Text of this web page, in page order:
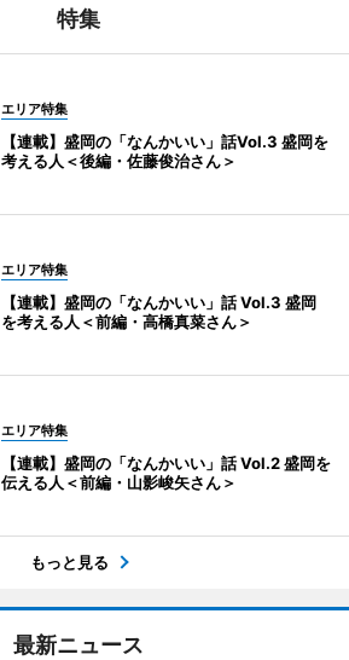
特集
エリア特集
【連載】盛岡の「なんかいい」話Vol.3 盛岡を
考える人＜後編・佐藤俊治さん＞
エリア特集
【連載】盛岡の「なんかいい」話 Vol.3 盛岡
を考える人＜前編・高橋真菜さん＞
エリア特集
【連載】盛岡の「なんかいい」話 Vol.2 盛岡を
伝える人＜前編・山影峻矢さん＞
もっと見る
最新ニュース